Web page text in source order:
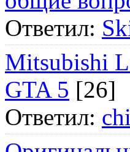
Ответил:
Mitsubishi
GTA 5 [26]
Ответил: